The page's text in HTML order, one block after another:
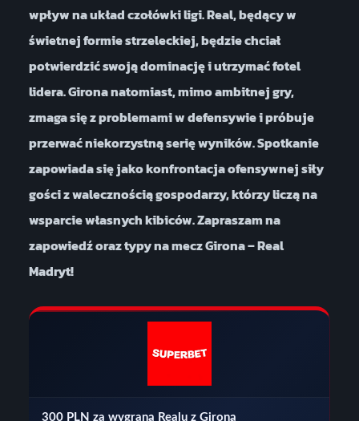
wpływ na układ czołówki ligi. Real, będący w
świetnej formie strzeleckiej, będzie chciał
potwierdzić swoją dominację i utrzymać fotel
lidera. Girona natomiast, mimo ambitnej gry,
zmaga się z problemami w defensywie i próbuje
przerwać niekorzystną serię wyników. Spotkanie
zapowiada się jako konfrontacja ofensywnej siły
gości z walecznością gospodarzy, którzy liczą na
wsparcie własnych kibiców. Zapraszam na
zapowiedź oraz typy na mecz Girona – Real
Madryt!
300 PLN za wygraną Realu z Gironą